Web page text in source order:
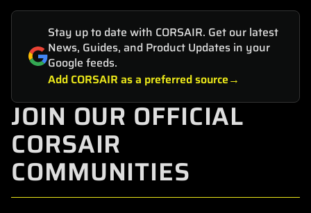
Stay up to date with CORSAIR. Get our latest
News, Guides, and Product Updates in your
Google feeds.
Add CORSAIR as a preferred source
JOIN OUR OFFICIAL
CORSAIR
COMMUNITIES